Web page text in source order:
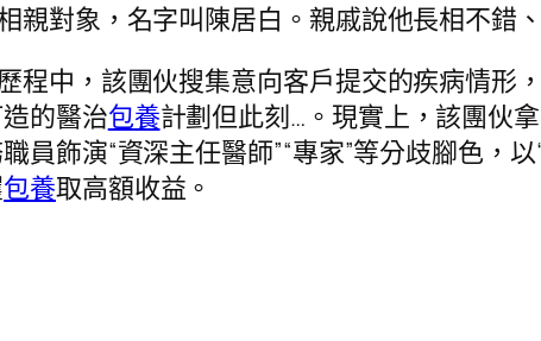
親對象，名字叫陳居白。親戚說他長相不錯
程中，該團伙搜集意向客戶提交的疾病情形
的醫治包養計劃但此刻…。現實上，該團伙拿
員飾演“資深主任醫師”“專家”等分歧腳色，
包養取高額收益。